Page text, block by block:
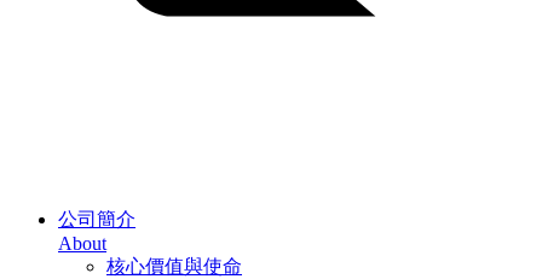
公司簡介
About
核心價值與使命